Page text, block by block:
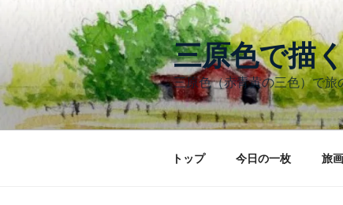
ツ
へ
三原色で描
三原色（赤青黄の三色）
トップ 今日の一枚 旅